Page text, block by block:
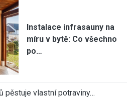
Instalace infrasauny na
míru v bytě: Co všechno
po…
pěstuje vlastní potraviny…